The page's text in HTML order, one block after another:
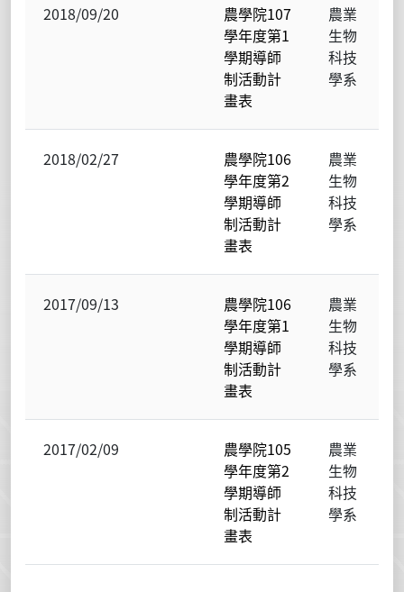
2018/09/20
農學院107
學年度第1
學期導師
制活動計
畫表
農業
生物
科技
學系
2018/02/27
農學院106
學年度第2
學期導師
制活動計
畫表
農業
生物
科技
學系
2017/09/13
農學院106
學年度第1
學期導師
制活動計
畫表
農業
生物
科技
學系
2017/02/09
農學院105
學年度第2
學期導師
制活動計
畫表
農業
生物
科技
學系